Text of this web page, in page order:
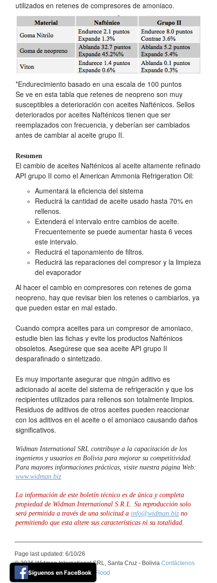
utilizados en retenes de compresores de amoniaco.
*Endurecimiento basado en una escala de 100 puntos
Se ve en esta tabla que retenes de neopreno son muy
susceptibles a deterioración con aceites Nafténicos. Sellos
deteriorados por aceites Nafténicos tienen que ser
reemplazados con frecuencia, y deberían ser cambiados
antes de cambiar al aceite grupo II.
Resumen
El cambio de aceites Nafténicos al aceite altamente refinado
API grupo II como el American Ammonia Refrigeration Oil:
Aumentará la eficiencia del sistema
Reducirá la cantidad de aceite usado hasta 70% en
rellenos.
Extenderá el intervalo entre cambios de aceite.
Frecuentemente se puede aumentar hasta 6 veces
este intervalo.
Reducirá el taponamiento de filtros.
Reducirá las reparaciones del compresor y la limpieza
del evaporador
Al hacer el cambio en compresores con retenes de goma
neopreno, hay que revisar bien los retenes o cambiarlos, ya
que pueden estar en mal estado.
Cuando compra aceites para un compresor de amoniaco,
estudie bien las fichas y evite los productos Nafténicos
obsoletos. Asegúrese que sea aceite API grupo II
desparafinado o sintetizado.
Es muy importante asegurar que ningún aditivo es
adicionado al aceite del sistema de refrigeración y que los
recipientes utilizados para rellenos son totalmente limpios.
Residuos de aditivos de otros aceites pueden reaccionar
con los aditivos en el aceite o el amoniaco causando daños
significativos.
Widman International SRL contribuye a la capacitación de los
ingenieros y usuarios en Bolivia para mejorar su competitividad.
Para mayores informaciones prácticas, visite nuestra página Web:
www.widman.biz
La información de este boletín técnico es de única y completa
propiedad de Widman International S.R.L. Su reproducción solo
será permitida a través de una solicitud a info@widman.biz no
permitiendo que esta altere sus características ni su totalidad.
Page last updated: 6/10/26
© 2026 Widman International SRL, Santa Cruz - Bolivia Contáctenos
Basic Blue theme by ThemeFlood
Síguenos en FaceBook